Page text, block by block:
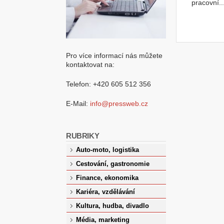
Pro více informací nás můžete
kontaktovat na:
Telefon: +420 605 512 356
E-Mail: info@pressweb.cz
RUBRIKY
Auto-moto, logistika
Cestování, gastronomie
Finance, ekonomika
Kariéra, vzdělávání
Kultura, hudba, divadlo
Média, marketing